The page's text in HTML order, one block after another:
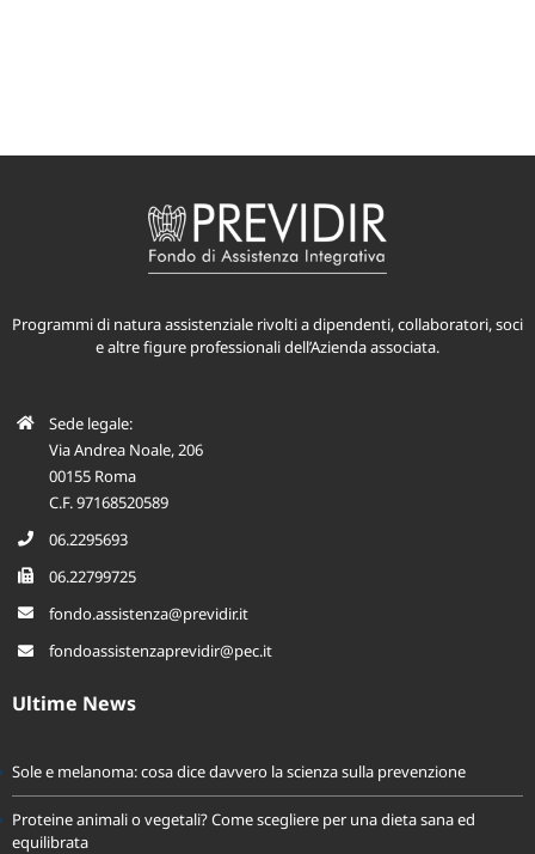
Programmi di natura assistenziale rivolti a dipendenti, collaboratori, soci
e altre figure professionali dell’Azienda associata.
Sede legale:
Via Andrea Noale, 206
00155 Roma
C.F. 97168520589
06.2295693
06.22799725
fondo.assistenza@previdir.it
fondoassistenzaprevidir@pec.it
Ultime News
Sole e melanoma: cosa dice davvero la scienza sulla prevenzione
Proteine animali o vegetali? Come scegliere per una dieta sana ed
equilibrata